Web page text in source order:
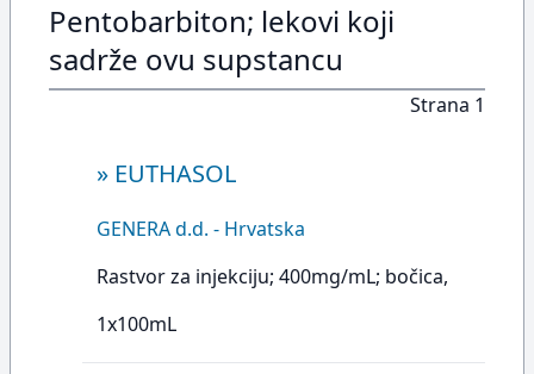
Pentobarbiton; lekovi koji
sadrže ovu supstancu
Strana 1
» EUTHASOL
GENERA d.d. - Hrvatska
Rastvor za injekciju; 400mg/mL; bočica,
1x100mL